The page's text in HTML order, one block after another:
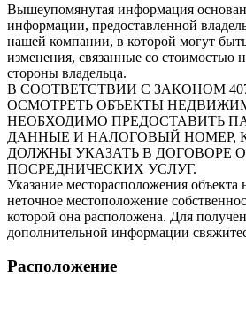
Вышеупомянутая информация
информации, предоставленной
нашей компании, в которой могут
изменения, связанные со стоимостью
стороны владельца.
В СООТВЕТСТВИИ С ЗАКОНОМ
ОСМОТРЕТЬ ОБЪЕКТЫ
НЕОБХОДИМО ПРЕДОСТАВИТЬ
ДАННЫЕ И НАЛОГОВЫЙ НОМЕР,
ДОЛЖНЫ УКАЗАТЬ В ДОГОВОРЕ
ПОСРЕДНИЧЕСКИХ УСЛУГ.
Указание месторасположения объекта
неточное местоположение
которой она расположена. Для
дополнительной информации
Расположение